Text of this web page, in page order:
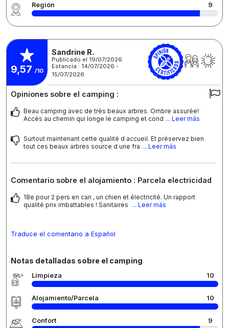
Región 9
9,57 /10
Sandrine R.
Publicado el 19/07/2026
Estancia : 14/07/2026 -
15/07/2026
Opiniones sobre el camping :
Beau camping avec de très beaux arbres. Ombre assurée!
Accès au chemin qui longe le camping et cond ... Leer más
Surtout maintenant cette qualité d accueil. Et préservez bien
tout ces beaux arbres source d une fra ... Leer más
Comentario sobre el alojamiento : Parcela electricidad
18e pour 2 pers en can , un chien et électricité. Un rapport
qualité prix imbattables ! Sanitaires ... Leer más
Traduce el comentario a Español
Notas detalladas sobre el camping
Limpieza 10
Alojamiento/Parcela 10
Confort 9